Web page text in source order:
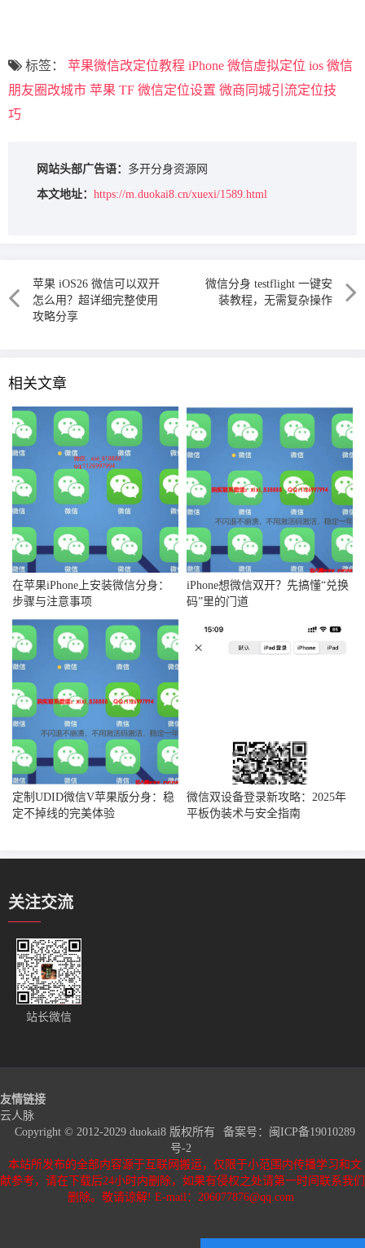
标签： 苹果微信改定位教程 iPhone 微信虚拟定位 ios 微信
朋友圈改城市 苹果 TF 微信定位设置 微商同城引流定位技
巧
网站头部广告语： 多开分身资源网
本文地址： https://m.duokai8.cn/xuexi/1589.html
苹果 iOS26 微信可以双开
怎么用？超详细完整使用
攻略分享
微信分身 testflight 一键安
装教程，无需复杂操作
相关文章
在苹果iPhone上安装微信分身：
步骤与注意事项
iPhone想微信双开？先搞懂“兑换
码”里的门道
定制UDID微信V苹果版分身：稳
定不掉线的完美体验
微信双设备登录新攻略：2025年
平板伪装术与安全指南
关注交流
站长微信
友情链接
云人脉
Copyright © 2012-2029 duokai8 版权所有
备案号： 闽ICP备19010289
号-2
本站所发布的全部内容源于互联网搬运，仅限于小范围内传播学习和文
献参考，请在下载后24小时内删除，如果有侵权之处请第一时间联系我们
删除。敬请谅解! E-mail：206077876@qq.com